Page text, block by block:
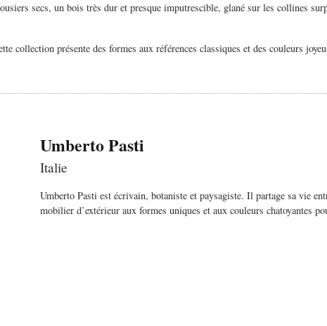
secs, un bois très dur et presque imputrescible, glané sur les collines
collectionprésente des formes aux références classiques et des couleurs
Umberto Pasti
Italie
Umberto Pasti est écrivain, botaniste et paysagiste. Il partage sa vie
mobilier d’extérieur aux formes uniques et aux couleurs chatoyantes